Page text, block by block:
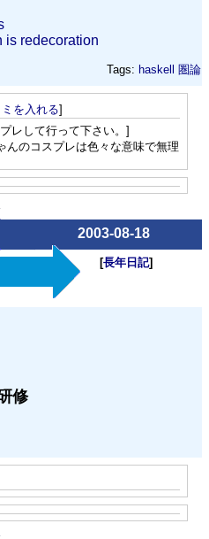
is redecoration
Tags: haskell 圏論
を入れる]
レして行って下さい。]
のコスプレは色々な意味で無理
2003-08-18
[長年日記]
修